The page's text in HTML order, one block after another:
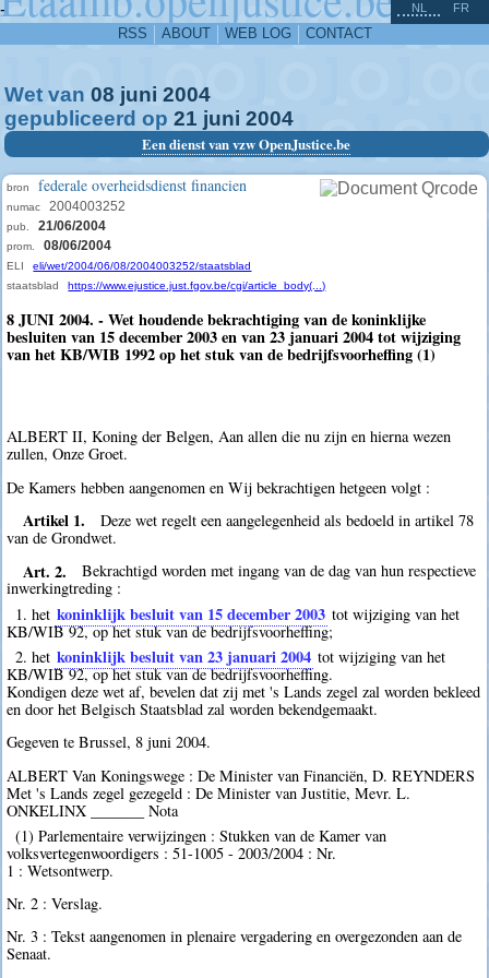
-
RSS ABOUT WEB LOG CONTACT
NL FR
Wet van 08 juni 2004
gepubliceerd op 21 juni 2004
Een dienst van vzw OpenJustice.be
bron federale overheidsdienst financien
numac 2004003252
pub. 21/06/2004
prom. 08/06/2004
ELI
eli/wet/2004/06/08/2004003252/staatsblad
staatsblad
https://www.ejustice.just.fgov.be/cgi/article_body(...)
8 JUNI 2004. - Wet houdende bekrachtiging van de koninklijke
besluiten van 15 december 2003 en van 23 januari 2004 tot wijziging
van het KB/WIB 1992 op het stuk van de bedrijfsvoorheffing (1)
ALBERT II, Koning der Belgen, Aan allen die nu zijn en hierna wezen
zullen, Onze Groet.
De Kamers hebben aangenomen en Wij bekrachtigen hetgeen volgt :
Artikel 1.
Deze wet regelt een aangelegenheid als bedoeld in artikel 78
van de Grondwet.
Art. 2.
Bekrachtigd worden met ingang van de dag van hun respectieve
inwerkingtreding :
1. het koninklijk besluit van 15 december 2003 tot wijziging van het
KB/WIB 92, op het stuk van de bedrijfsvoorheffing;
2. het koninklijk besluit van 23 januari 2004 tot wijziging van het
KB/WIB 92, op het stuk van de bedrijfsvoorheffing.
Kondigen deze wet af, bevelen dat zij met 's Lands zegel zal worden bekleed
en door het Belgisch Staatsblad zal worden bekendgemaakt.
Gegeven te Brussel, 8 juni 2004.
ALBERT Van Koningswege : De Minister van Financiën, D. REYNDERS
Met 's Lands zegel gezegeld : De Minister van Justitie, Mevr. L.
ONKELINX _______ Nota
(1) Parlementaire verwijzingen : Stukken van de Kamer van
volksvertegenwoordigers : 51-1005 - 2003/2004 : Nr.
1 : Wetsontwerp.
Nr. 2 : Verslag.
Nr. 3 : Tekst aangenomen in plenaire vergadering en overgezonden aan de
Senaat.
^